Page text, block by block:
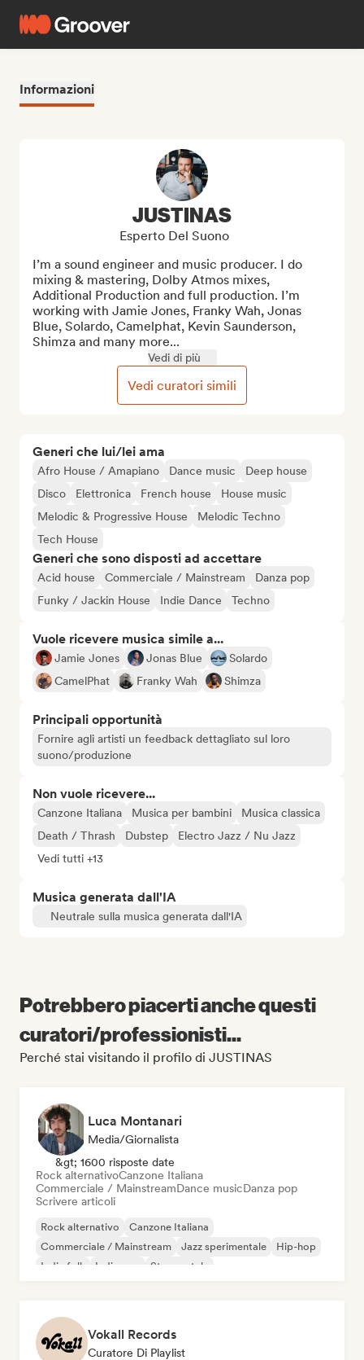
Informazioni
Generi che lui/lei ama
Afro House / Amapiano Dance music
Deep house
Disco
Elettronica French house
House music
Melodic & Progressive House
Melodic Techno
Tech House
Generi che sono disposti ad accettare
Acid house Commerciale / Mainstream
Danza pop
Funky / Jackin House
Indie Dance Techno
Vuole ricevere musica simile a...
Jamie Jones Jonas Blue
Solardo
CamelPhat
Franky Wah Shimza
Principali opportunità
Fornire agli artisti un feedback dettagliato sul loro
suono/produzione
Non vuole ricevere...
Canzone Italiana Musica per bambini
Musica classica
Death / Thrash
Dubstep
Electro Jazz / Nu Jazz
Vedi tutti +13
Musica generata dall'IA
Neutrale sulla musica generata dall'IA
JUSTINAS
Esperto Del Suono
I’m a sound engineer and music producer. I do
mixing & mastering, Dolby Atmos mixes,
Additional Production and full production. I’m
working with Jamie Jones, Franky Wah, Jonas
Blue, Solardo, Camelphat, Kevin Saunderson,
Shimza and many more...
Vedi di più
Vedi curatori simili
Potrebbero piacerti anche questi
curatori/professionisti...
Perché stai visitando il profilo di JUSTINAS
Luca Montanari
Media/Giornalista
&gt; 1600 risposte date
Rock alternativoCanzone Italiana
Commerciale / MainstreamDance musicDanza pop
Scrivere articoli
Rock alternativo
Canzone Italiana
Commerciale / Mainstream
Jazz sperimentale
Hip-hop
Indie folk
Indie pop Strumentale
Vokall Records
Curatore Di Playlist